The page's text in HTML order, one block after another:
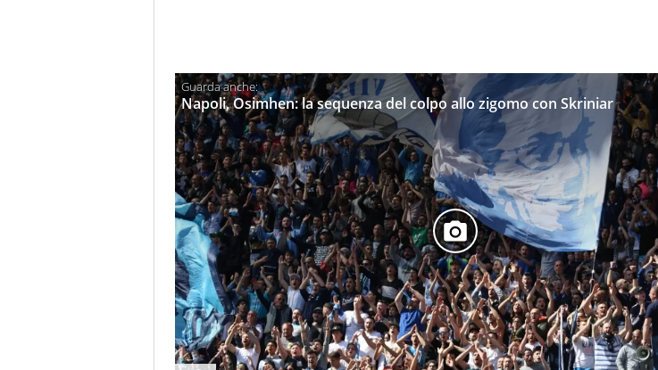
Napoli, Osimhen: la sequenza del colpo allo zigomo con Skriniar